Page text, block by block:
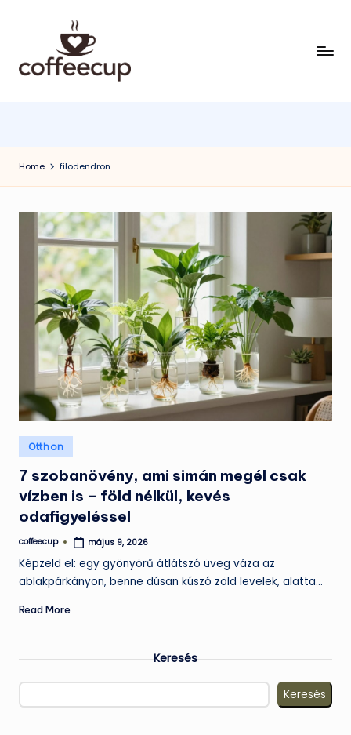
content
Home filodendron
Posted
in
Otthon
7 szobanövény, ami simán megél csak
vízben is – föld nélkül, kevés
odafigyeléssel
Posted
coffeecup május 9, 2026
Képzeld el: egy gyönyörű átlátszó üveg váza az
ablakpárkányon, benne dúsan kúszó zöld levelek, alatta…
Read More
Keresés
Keresés